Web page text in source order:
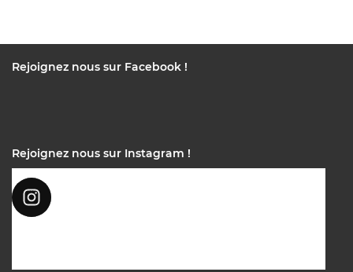
Rejoignez nous sur Facebook !
Rejoignez nous sur Instagram !